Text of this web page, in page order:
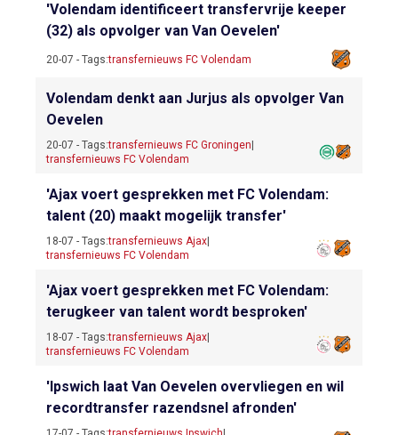
'Volendam identificeert transfervrije keeper
(32) als opvolger van Van Oevelen'
20-07 - Tags:transfernieuws FC Volendam
Volendam denkt aan Jurjus als opvolger Van
Oevelen
20-07 - Tags:transfernieuws FC Groningen
transfernieuws FC Volendam
'Ajax voert gesprekken met FC Volendam:
talent (20) maakt mogelijk transfer'
18-07 - Tags:transfernieuws Ajax
transfernieuws FC Volendam
'Ajax voert gesprekken met FC Volendam:
terugkeer van talent wordt besproken'
18-07 - Tags:transfernieuws Ajax
transfernieuws FC Volendam
'Ipswich laat Van Oevelen overvliegen en wil
recordtransfer razendsnel afronden'